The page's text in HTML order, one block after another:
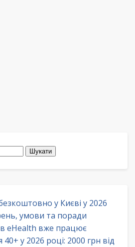
у Києві у 2026
умови та поради
в eHealth вже працює
40+ у 2026 році: 2000 грн від